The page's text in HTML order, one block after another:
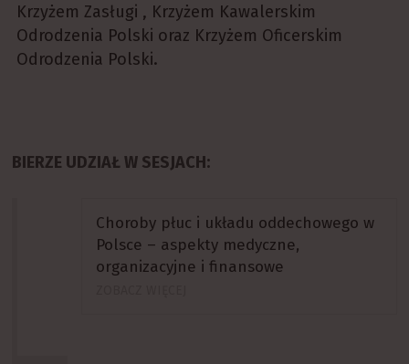
Krzyżem Zasługi , Krzyżem Kawalerskim
Odrodzenia Polski oraz Krzyżem Oficerskim
Odrodzenia Polski.
BIERZE UDZIAŁ W SESJACH:
Choroby płuc i układu oddechowego w
Polsce – aspekty medyczne,
organizacyjne i finansowe